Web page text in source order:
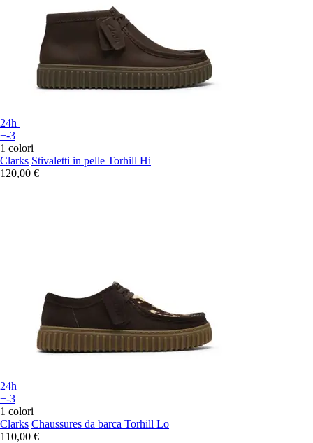
24h
+-3
1 colori
Clarks Stivaletti in pelle Torhill Hi
120,00 €
24h
+-3
1 colori
Clarks Chaussures da barca Torhill Lo
110,00 €